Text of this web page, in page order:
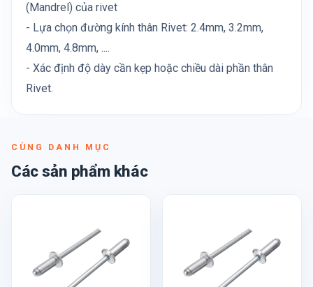
(Mandrel) của rivet
- Lựa chọn đường kính thân Rivet: 2.4mm, 3.2mm,
4.0mm, 4.8mm, ....
- Xác định độ dày cần kẹp hoặc chiều dài phần thân
Rivet.
CÙNG DANH MỤC
Các sản phẩm khác